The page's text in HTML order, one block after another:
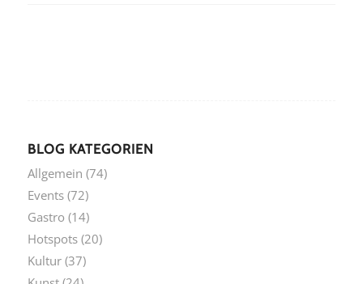
BLOG KATEGORIEN
Allgemein (74)
Events(72)
Gastro (14)
Hotspots(20)
Kultur(37)